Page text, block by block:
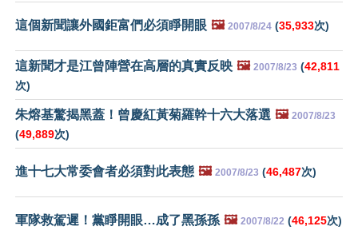
這個新聞讓外國鉅富們必須睜開眼 🖼️ 2007/8/24 (35,933次)
這新聞才是江曾陣營在高層的真實反映 🖼️ 2007/8/23 (42,811
次)
朱熔基驚揭黑蓋！曾慶紅黃菊羅幹十六大落選 🖼️ 2007/8/23
(49,889次)
進十七大常委會者必須對此表態 🖼️ 2007/8/23 (46,487次)
軍隊救駕遲！黨睜開眼…成了黑孫孫 🖼️ 2007/8/22 (46,125次)